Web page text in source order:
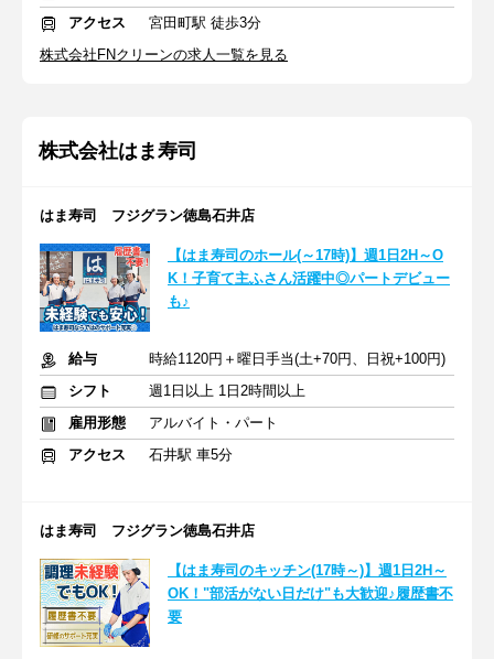
アクセス
宮田町駅 徒歩3分
株式会社FNクリーンの求人一覧を見る
株式会社はま寿司
はま寿司 フジグラン徳島石井店
【はま寿司のホール(～17時)】週1日2H～O
K！子育て主ふさん活躍中◎パートデビュー
も♪
給与
時給1120円＋曜日手当(土+70円、日祝+100円)
シフト
週1日以上 1日2時間以上
雇用形態
アルバイト・パート
アクセス
石井駅 車5分
はま寿司 フジグラン徳島石井店
【はま寿司のキッチン(17時～)】週1日2H～
OK！"部活がない日だけ"も大歓迎♪履歴書不
要